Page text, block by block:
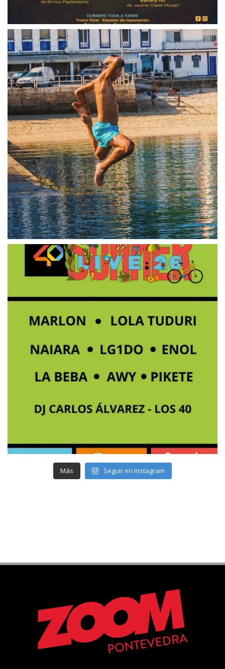
Más Seguir en Instagram